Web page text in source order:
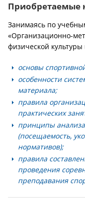
Приобретаемые
Занимаясь по
«Организационно-
физической культуры
основы
особенности
материала;
правила
практических
принципы
(посещаемость,
нормативов);
правила
проведения
преподавания